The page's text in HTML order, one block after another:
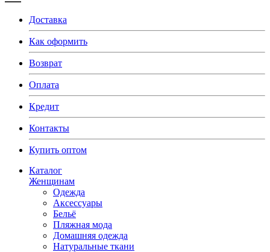
Доставка
Как оформить
Возврат
Оплата
Кредит
Контакты
Купить оптом
Каталог
Женщинам
Одежда
Аксессуары
Бельё
Пляжная мода
Домашняя одежда
Натуральные ткани